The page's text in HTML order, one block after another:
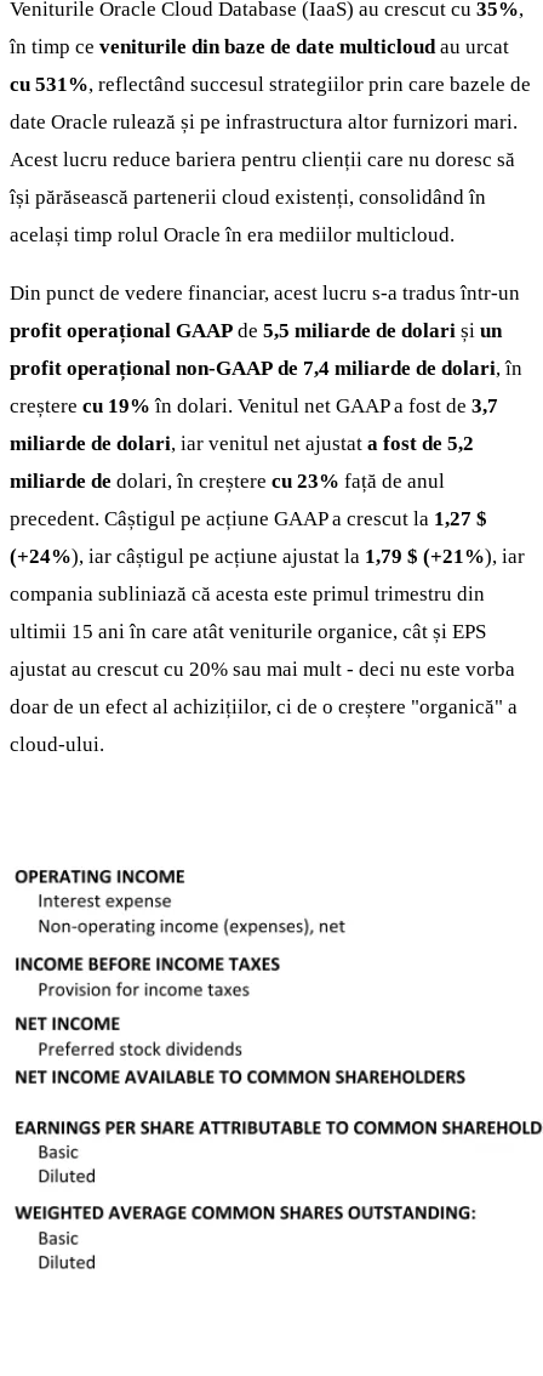
Veniturile Oracle Cloud Database (IaaS) au crescut cu 35%,
în timp ce veniturile din baze de date multicloud au urcat
cu 531%, reflectând succesul strategiilor prin care bazele de
date Oracle rulează și pe infrastructura altor furnizori mari.
Acest lucru reduce bariera pentru clienții care nu doresc să
își părăsească partenerii cloud existenți, consolidând în
același timp rolul Oracle în era mediilor multicloud.
Din punct de vedere financiar, acest lucru s-a tradus într-un
profit operațional GAAP de 5,5 miliarde de dolari și un
profit operațional non-GAAP de 7,4 miliarde de dolari, în
creștere cu 19% în dolari. Venitul net GAAP a fost de 3,7
miliarde de dolari, iar venitul net ajustat a fost de 5,2
miliarde de dolari, în creștere cu 23% față de anul
precedent. Câștigul pe acțiune GAAP a crescut la 1,27 $
(+24%), iar câștigul pe acțiune ajustat la 1,79 $ (+21%), iar
compania subliniază că acesta este primul trimestru din
ultimii 15 ani în care atât veniturile organice, cât și EPS
ajustat au crescut cu 20% sau mai mult - deci nu este vorba
doar de un efect al achizițiilor, ci de o creștere "organică" a
cloud-ului.